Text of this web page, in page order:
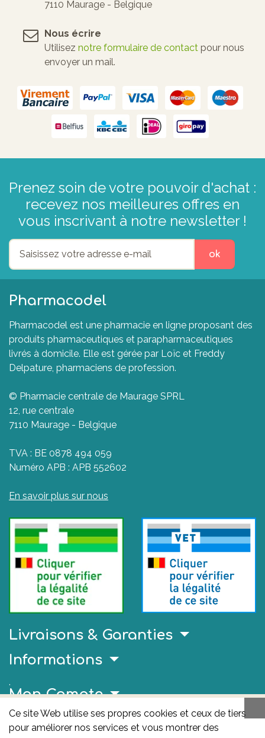
7110 Maurage - Belgique
Nous écrire
Utilisez notre formulaire de contact pour nous
envoyer un mail.
Prenez soin de votre pouvoir d'achat :
recevez nos meilleures offres en
vous inscrivant à notre newsletter !
ok
Pharmacodel
Pharmacodel est une pharmacie en ligne proposant des
produits pharmaceutiques et parapharmaceutiques
livrés à domicile. Elle est gérée par Loïc et Freddy
Delpature, pharmaciens de profession.
© Pharmacie centrale de Maurage SPRL
12, rue centrale
7110 Maurage - Belgique
TVA : BE 0878 494 059
Numéro APB : APB 552602
En savoir plus sur nous
Livraisons & Garanties
Ce site Web utilise ses propres cookies et ceux de tiers
pour améliorer nos services et vous montrer des
Informations
.
Mon Compte
Liens Utiles